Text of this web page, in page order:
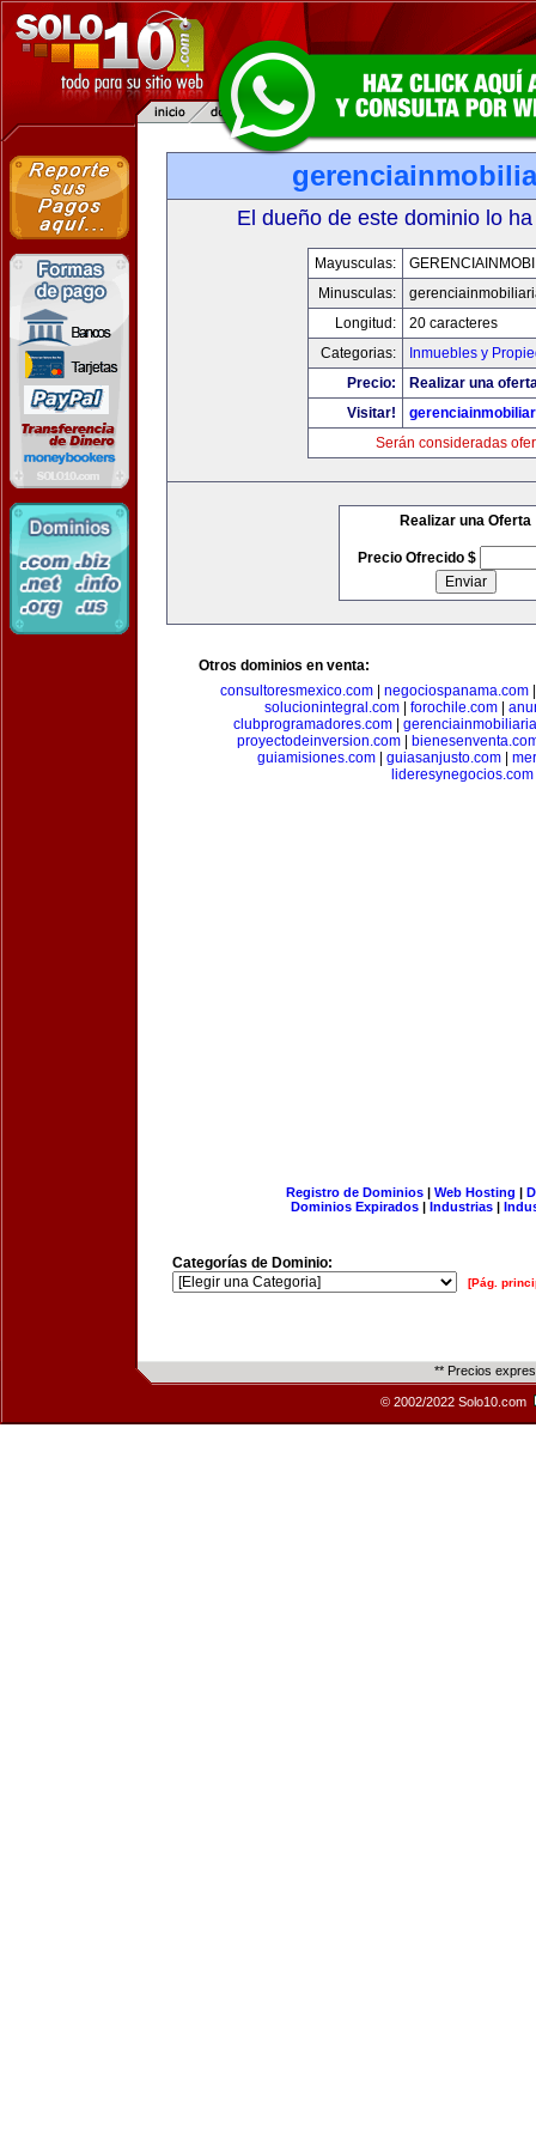
El dueño de este dominio lo
Mayusculas:
Minusculas:
Longitud:
20 caracteres
Categorias:
Inmuebles y
Precio:
Realizar una
Visitar!
Serán consideradas
Realizar una Oferta
Precio Ofrecido $
Otros dominios en venta:
consultoresmexico.com| negociospanama.com
solucionintegral.com| forochile.com|
clubprogramadores.com
proyectodeinversion.com|
guiamisiones.com
guiasanjusto.com
lideresynegocios.com
Registro de Dominios| Web Hosting |
Dominios Expirados | Industrias |
Categorías de Dominio:
[Pág.
** Precios
© 2002/2022 Solo10.com